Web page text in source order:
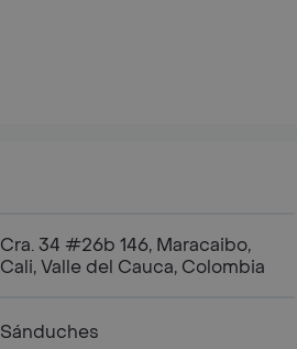
Cra. 34 #26b 146, Maracaibo,
Cali, Valle del Cauca, Colombia
Sánduches